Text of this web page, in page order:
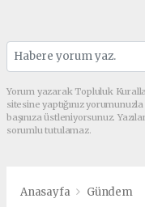
Yorum yazarak Topluluk
sitesine yaptığınız
başınıza üstleniyorsunuz.
sorumlu tutulamaz.
Anasayfa Gündem